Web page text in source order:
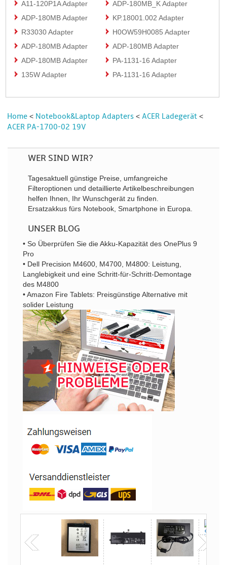
A11-120P1A Adapter
ADP-180MB_K Adapter
ADP-180MB Adapter
KP.18001.002 Adapter
R33030 Adapter
H0OW59H0085 Adapter
ADP-180MB Adapter
ADP-180MB Adapter
ADP-180MB Adapter
PA-1131-16 Adapter
135W Adapter
PA-1131-16 Adapter
Home < Notebook&Laptop Adapters < ACER Ladegerät <
ACER PA-1700-02 19V
WER SIND WIR?
Tagesaktuell günstige Preise, umfangreiche
Filteroptionen und detaillierte Artikelbeschreibungen
helfen Ihnen, Ihr Wunschgerät zu finden.
Ersatzakkus fürs Notebook, Smartphone in Europa.
UNSER BLOG
• So Überprüfen Sie die Akku-Kapazität des OnePlus 9
Pro
• Dell Precision M4600, M4700, M4800: Leistung,
Langlebigkeit und eine Schritt-für-Schritt-Demontage
des M4800
• Amazon Fire Tablets: Preisgünstige Alternative mit
solider Leistung